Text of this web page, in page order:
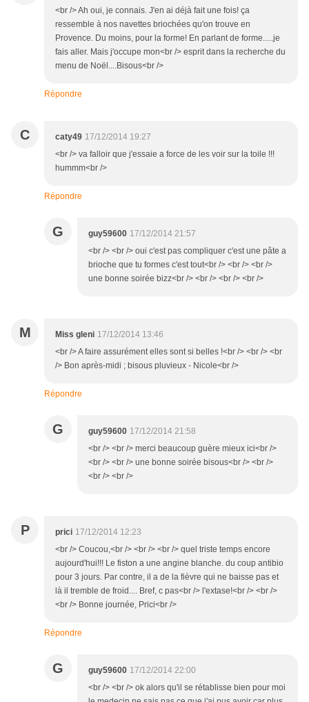
<br /> Ah oui, je connais. J'en ai déjà fait une fois! ça
ressemble à nos navettes briochées qu'on trouve en
Provence. Du moins, pour la forme! En parlant de forme.....je
fais aller. Mais j'occupe mon<br /> esprit dans la recherche du
menu de Noël....Bisous<br />
Répondre
C caty49 17/12/2014 19:27
<br /> va falloir que j'essaie a force de les voir sur la toile !!!
hummm<br />
Répondre
G guy59600 17/12/2014 21:57
<br /> <br /> oui c'est pas compliquer c'est une pâte a
brioche que tu formes c'est tout<br /> <br /> <br />
une bonne soirée bizz<br /> <br /> <br /> <br />
M Miss gleni 17/12/2014 13:46
<br /> A faire assurément elles sont si belles !<br /> <br /> <br
/> Bon après-midi ; bisous pluvieux - Nicole<br />
Répondre
G guy59600 17/12/2014 21:58
<br /> <br /> merci beaucoup guère mieux ici<br />
<br /> <br /> une bonne soirée bisous<br /> <br />
<br /> <br />
P prici 17/12/2014 12:23
<br /> Coucou,<br /> <br /> <br /> quel triste temps encore
aujourd'hui!!! Le fiston a une angine blanche. du coup antibio
pour 3 jours. Par contre, il a de la fièvre qui ne baisse pas et
là il tremble de froid.... Bref, c pas<br /> l'extase!<br /> <br />
<br /> Bonne journée, Prici<br />
Répondre
G guy59600 17/12/2014 22:00
<br /> <br /> ok alors qu'il se rétablisse bien pour moi